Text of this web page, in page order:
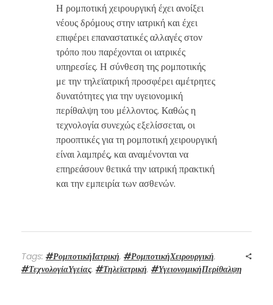
Η ρομποτική χειρουργική έχει ανοίξει
νέους δρόμους στην ιατρική και έχει
επιφέρει επαναστατικές αλλαγές στον
τρόπο που παρέχονται οι ιατρικές
υπηρεσίες. Η σύνθεση της ρομποτικής
με την τηλεϊατρική προσφέρει αμέτρητες
δυνατότητες για την υγειονομική
περίθαλψη του μέλλοντος. Καθώς η
τεχνολογία συνεχώς εξελίσσεται, οι
προοπτικές για τη ρομποτική χειρουργική
είναι λαμπρές, και αναμένονται να
επηρεάσουν θετικά την ιατρική πρακτική
και την εμπειρία των ασθενών.
Tags: #ΡομποτικήΙατρική, #ΡομποτικήΧειρουργική,
#ΤεχνολογίαΥγείας, #Τηλεϊατρική, #ΥγειονομικήΠερίθαλψη